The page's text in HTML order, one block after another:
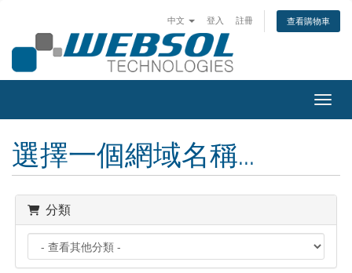
中文 登入 註冊 查看購物車
切換
選擇一個網域名稱...
分類